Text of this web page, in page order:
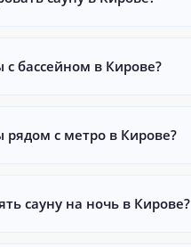
с бассейном в Кирове?
рядом с метро в Кирове?
сауну на ночь в Кирове?